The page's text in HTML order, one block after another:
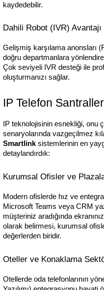
kaydedebilir.
Dahili Robot (IVR) Avantajı
Gelişmiş karşılama anonsları
doğru departmanlara
Çok seviyeli IVR desteği ile
oluşturmanızı sağlar.
IP Telefon
IP teknolojisinin esnekliği, onu
senaryolarında vazgeçilmez
Smartlink sistemlerinin en
detaylandırdık:
Kurumsal Ofisler ve
Modern ofislerde hız ve
Microsoft Teams veya CRM
müşteriniz aradığında
olarak belirmesi, kurumsal
değerlerden biridir.
Oteller ve Konaklama
Otellerde oda telefonlarının